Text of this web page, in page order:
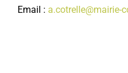
Email : a.cotrelle@mairie-